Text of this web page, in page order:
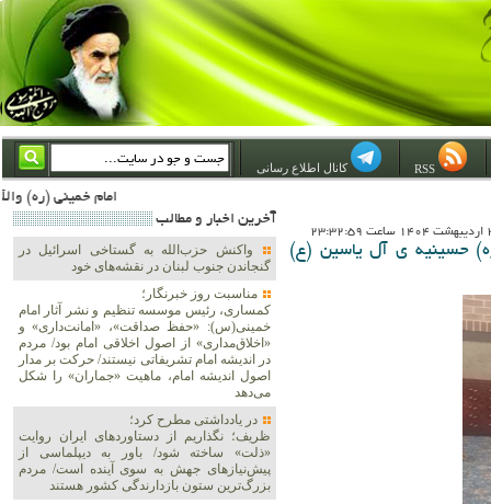
کانال اطلاع رسانی
امام خمینی (ره) والله اسلام تمامش سیاست است؛ ***** امام شهید: به گفتار امام و کردار امام اهتمام بورزید ***** امام خمینی(ره): ان شاء الله ما اندوه دلمان را در وقت مناسب با انتقام از امریکا و
حسینیه ی آل یاسین (ع)
آخرين اخبار و مطالب
واکنش حزب‌الله به گستاخی اسرائیل در
گنجاندن جنوب لبنان در نقشه‌های خود
مناسبت روز خبرنگار؛
کمساری، رئیس موسسه تنظیم و نشر آثار امام
خمینی(س): «حفظ صداقت»، «امانت‌داری» و
«اخلاق‌مداری» از اصول اخلاقی امام بود/ مردم
در اندیشه امام تشریفاتی نیستند/ حرکت بر مدار
اصول اندیشه امام، ماهیت «جماران» را شکل
می‌دهد
در یادداشتی مطرح کرد؛
ظریف؛ نگذاریم از دستاوردهای ایران روایت
«ذلت» ساخته شود/ باور به دیپلماسی از
پیش‌نیازهای جهش به سوی آینده است/ مردم
بزرگ‌ترین ستون بازدارندگی کشور هستند